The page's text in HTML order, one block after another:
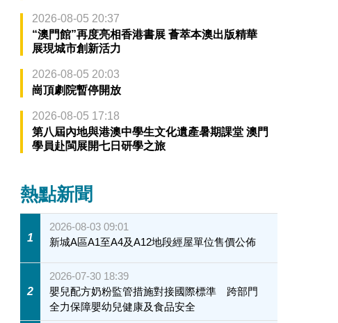
2026-08-05 20:37
“澳門館”再度亮相香港書展 薈萃本澳出版精華
展現城市創新活力
2026-08-05 20:03
崗頂劇院暫停開放
2026-08-05 17:18
第八屆內地與港澳中學生文化遺產暑期課堂 澳門
學員赴閩展開七日研學之旅
熱點新聞
1
2026-08-03 09:01
新城A區A1至A4及A12地段經屋單位售價公佈
2
2026-07-30 18:39
嬰兒配方奶粉監管措施對接國際標準 跨部門
全力保障嬰幼兒健康及食品安全